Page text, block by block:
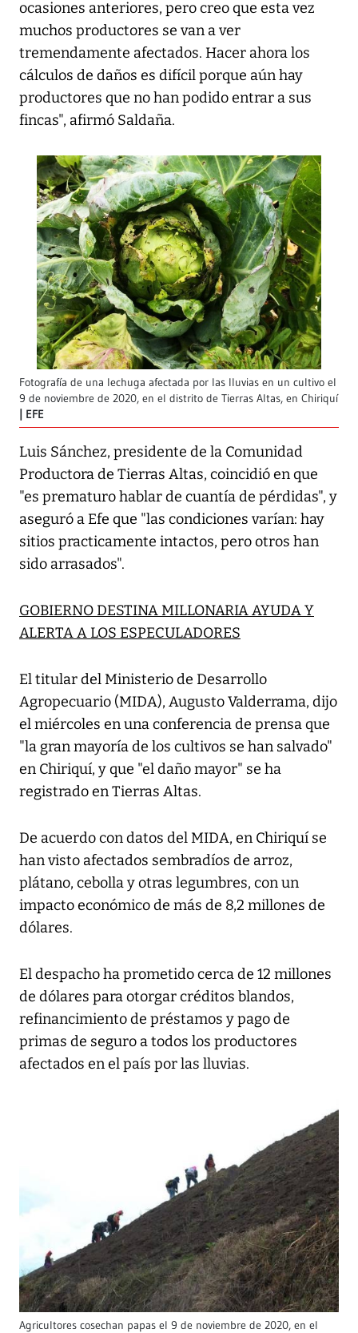
ocasiones anteriores, pero creo que esta vez
muchos productores se van a ver
tremendamente afectados. Hacer ahora los
cálculos de daños es difícil porque aún hay
productores que no han podido entrar a sus
fincas", afirmó Saldaña.
Fotografía de una lechuga afectada por las lluvias en un cultivo el
9 de noviembre de 2020, en el distrito de Tierras Altas, en Chiriquí
EFE
Luis Sánchez, presidente de la Comunidad
Productora de Tierras Altas, coincidió en que
"es prematuro hablar de cuantía de pérdidas", y
aseguró a Efe que "las condiciones varían: hay
sitios practicamente intactos, pero otros han
sido arrasados".
GOBIERNO DESTINA MILLONARIA AYUDA Y
ALERTA A LOS ESPECULADORES
El titular del Ministerio de Desarrollo
Agropecuario (MIDA), Augusto Valderrama, dijo
el miércoles en una conferencia de prensa que
"la gran mayoría de los cultivos se han salvado"
en Chiriquí, y que "el daño mayor" se ha
registrado en Tierras Altas.
De acuerdo con datos del MIDA, en Chiriquí se
han visto afectados sembradíos de arroz,
plátano, cebolla y otras legumbres, con un
impacto económico de más de 8,2 millones de
dólares.
El despacho ha prometido cerca de 12 millones
de dólares para otorgar créditos blandos,
refinancimiento de préstamos y pago de
primas de seguro a todos los productores
afectados en el país por las lluvias.
Agricultores cosechan papas el 9 de noviembre de 2020, en el